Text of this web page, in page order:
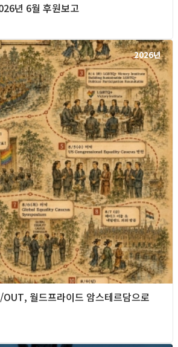
년 6월 후원보고
2026년
월드프라이드 암스테르담으로